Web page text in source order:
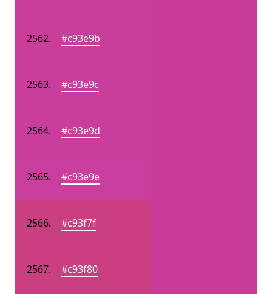
#c93e9b
#c93e9c
#c93e9d
#c93e9e
#c93f7f
#c93f80